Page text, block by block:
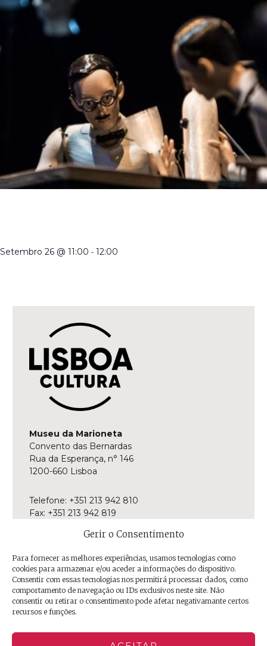
Gerir o Consentimento
Para fornecer as melhores experiências, usamos tecnologias como
cookies para armazenar e/ou aceder a informações do dispositivo.
Consentir com essas tecnologias nos permitirá processar dados, como
comportamento de navegação ou IDs exclusivos neste site. Não
consentir ou retirar o consentimento pode afetar negativamante certos
recursos e funções.
Setembro 26 @ 11:00 - 12:00
Museu da Marioneta
Convento das Bernardas
Rua da Esperança, n° 146
1200-660 Lisboa
Telefone: +351 213 942 810
Fax: +351 213 942 819
Aberto de terça-feira a domingo
Das 10h às 18h
Última entrada às 17h30
Facebook
Twitter YouTube
Issuu